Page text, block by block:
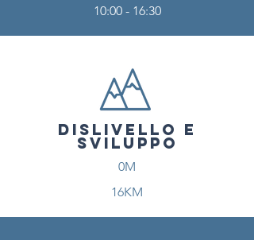
10:00 - 16:30
DISLIVELLO E
SVILUPPO
0M
16KM